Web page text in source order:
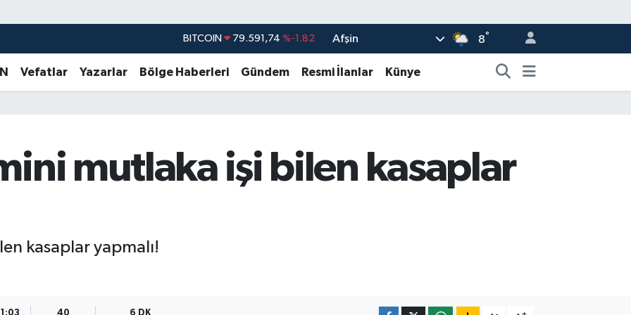
DOLAR 45,43620 %0.02
BİST100 14.598,00 %0
Afşin 8°
Vefatlar Yazarlar Bölge Haberleri Gündem Resmi İlanlar Künye
mutlaka işi bilen kasaplar
kasaplar yapmalı!
40 6 DK